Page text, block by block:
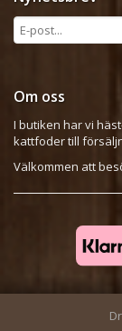
Om oss
I butiken har vi
kattfoder till
Välkommen att